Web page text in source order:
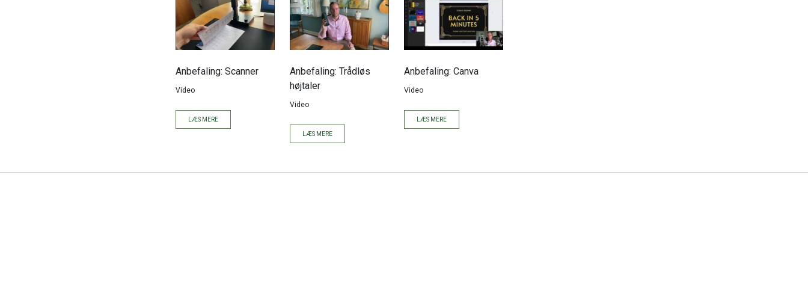
Anbefaling: Scanner
Video
LÆS MERE
Anbefaling: Trådløs
højtaler
Video
LÆS MERE
Anbefaling: Canva
Video
LÆS MERE